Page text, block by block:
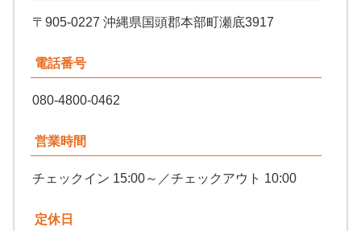
〒905-0227 沖縄県国頭郡本部町瀬底3917
電話番号
080-4800-0462
営業時間
チェックイン 15:00～／チェックアウト 10:00
定休日